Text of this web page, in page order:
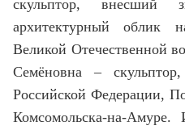
скульптор, внесший
архитектурный облик
Великой Отечественной
Семёновна –
Российской Федерации,
Комсомольска-на-